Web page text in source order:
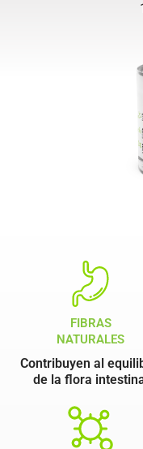
FIBRAS
NATURALES
Contribuyen al
de la flora